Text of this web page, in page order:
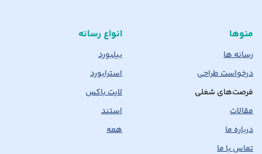
منوها
رسانه ها
درخواست طراحی
فرصت‌های شغلی
مقالات
درباره ما
تماس با ما
انواع رسانه
بیلبورد
استرابورد
لایت باکس
استند
همه